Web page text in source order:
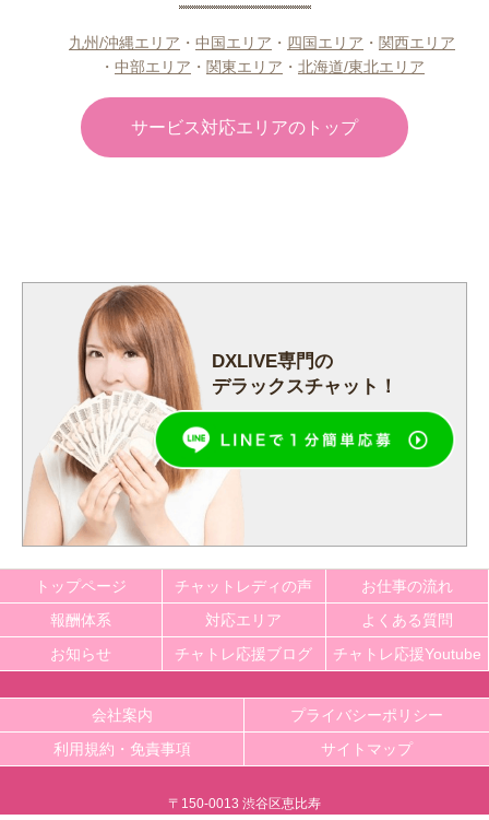
九州/沖縄エリア ・ 中国エリア ・ 四国エリア ・ 関西エリア
・ 中部エリア ・ 関東エリア ・ 北海道/東北エリア
サービス対応エリアのトップ
DXLIVE専門の
デラックスチャット！
トップページ チャットレディの声
お仕事の流れ
報酬体系
対応エリア
よくある質問
お知らせ
チャトレ応援ブログ チャトレ応援Youtube
会社案内
プライバシーポリシー
利用規約・免責事項
サイトマップ
〒150-0013 渋谷区恵比寿